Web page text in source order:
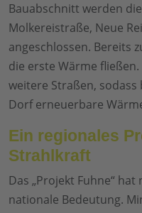
Bauabschnitt werden
Molkereistraße, Neue
angeschlossen. Bereits
die erste Wärme
weitere Straßen, sodass
Dorf erneuerbare
Ein regionales
Strahlkraft
Das „Projekt Fuhne“
nationale Bedeutung.